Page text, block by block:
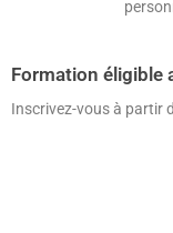
Formation éligible
Inscrivez-vous à partir